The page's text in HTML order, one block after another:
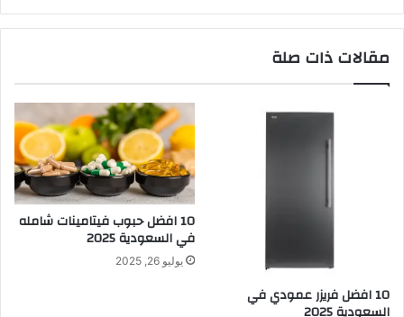
مقالات ذات صلة
10 افضل فريزر عمودي​ في
10 افضل حبوب فيتامينات شامله​
في السعودية 2025
يوليو 26, 2025